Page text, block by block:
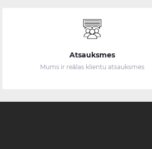
Atsauksmes
Mums ir reālas klientu atsauksmes